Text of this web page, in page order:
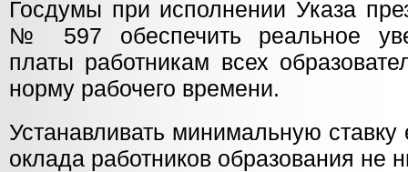
Госдумы при исполнении Указа
№ 597 обеспечить реальное
платы работникам всех
норму рабочего времени.
Устанавливать минимальную ставку
оклада работников образования не